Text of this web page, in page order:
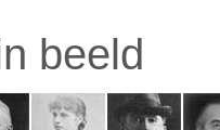
beeld